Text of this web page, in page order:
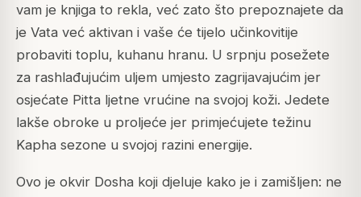
vam je knjiga to rekla, već zato što prepoznajete da
je Vata već aktivan i vaše će tijelo učinkovitije
probaviti toplu, kuhanu hranu. U srpnju posežete
za rashlađujućim uljem umjesto zagrijavajućim jer
osjećate Pitta ljetne vrućine na svojoj koži. Jedete
lakše obroke u proljeće jer primjećujete težinu
Kapha sezone u svojoj razini energije.
Ovo je okvir Dosha koji djeluje kako je i zamišljen: ne